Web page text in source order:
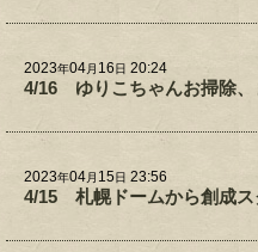
2023年04月 16日 20:24
4/16 ゆりこちゃんお掃除、
2023年04月 15日 23:56
4/15 札幌ドームから創成ス